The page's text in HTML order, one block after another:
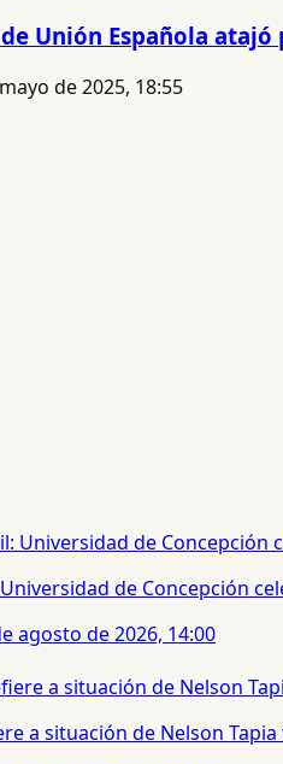
Unión Española
de 2025, 18:55
de Concepción
agosto de 2026, 14:00
a situación de Nelson